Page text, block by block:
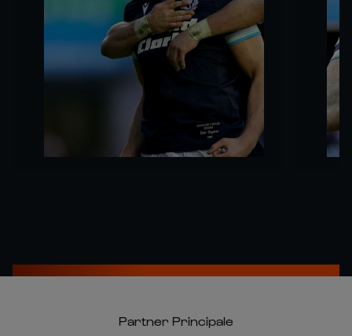
Partner Principale